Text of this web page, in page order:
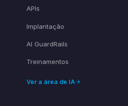
APIs
Implantação
AI GuardRails
Treinamentos
Ver a área de IA